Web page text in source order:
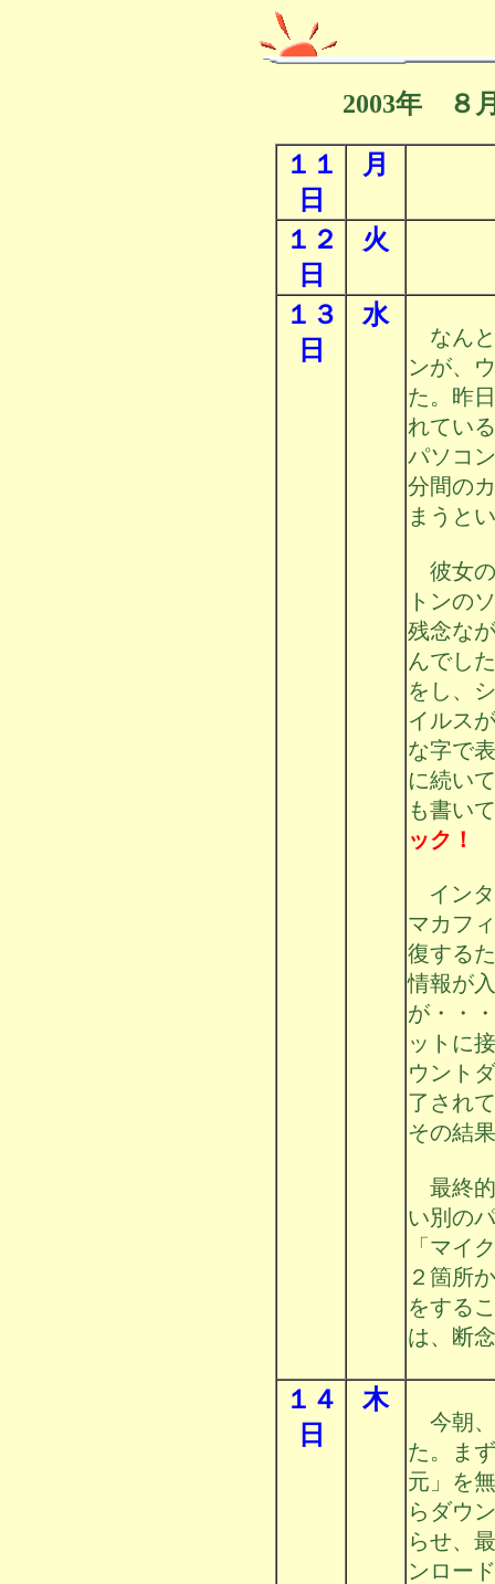
2003年 ８
１１
日
月
１２
日
火
１３
日
水
なんと
ンが、
た。昨
れてい
パソコ
分間の
まうと
彼女の
トンの
残念な
んでし
をし、
イルス
な字で
に続い
も書い
ック！
イン
マカフ
復する
情報が
が・・
ットに
ウント
了され
その結
最終的
い別の
「マイ
２箇所
をする
は、断
１４
日
木
今朝、
た。ま
元」を
らダウ
らせ、
ンロー